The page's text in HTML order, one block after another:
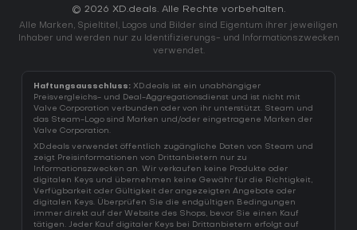
© 2026 XD.deals. Alle Rechte vorbehalten.
Alle Marken, Spieltitel, Logos und Bilder sind Eigentum ihrer jeweiligen
Inhaber und werden nur zu Identifizierungs- und Informationszwecken
verwendet.
Haftungsausschluss: XD.deals ist ein unabhängiger
Preisvergleichs- und Deal-Aggregationsdienst und ist nicht mit
Valve Corporation verbunden oder von ihr unterstützt. Steam und
das Steam-Logo sind Marken und/oder eingetragene Marken der
Valve Corporation.
XD.deals verwendet öffentlich zugängliche Daten von Steam und
zeigt Preisinformationen von Drittanbietern nur zu
Informationszwecken an. Wir verkaufen keine Produkte oder
digitalen Keys und übernehmen keine Gewähr für die Richtigkeit,
Verfügbarkeit oder Gültigkeit der angezeigten Angebote oder
digitalen Keys. Überprüfen Sie die endgültigen Bedingungen
immer direkt auf der Website des Shops, bevor Sie einen Kauf
tätigen. Jeder Kauf digitaler Keys bei Drittanbietern erfolgt auf